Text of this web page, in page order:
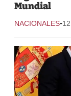
Mundial
NACIONALES-